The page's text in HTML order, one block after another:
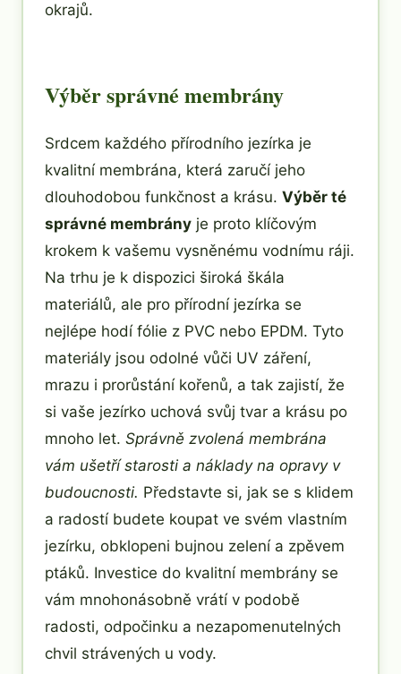
okrajů.
Výběr správné membrány
Srdcem každého přírodního jezírka je
kvalitní membrána, která zaručí jeho
dlouhodobou funkčnost a krásu. Výběr té
správné membrány je proto klíčovým
krokem k vašemu vysněnému vodnímu ráji.
Na trhu je k dispozici široká škála
materiálů, ale pro přírodní jezírka se
nejlépe hodí fólie z PVC nebo EPDM. Tyto
materiály jsou odolné vůči UV záření,
mrazu i prorůstání kořenů, a tak zajistí, že
si vaše jezírko uchová svůj tvar a krásu po
mnoho let. Správně zvolená membrána
vám ušetří starosti a náklady na opravy v
budoucnosti. Představte si, jak se s klidem
a radostí budete koupat ve svém vlastním
jezírku, obklopeni bujnou zelení a zpěvem
ptáků. Investice do kvalitní membrány se
vám mnohonásobně vrátí v podobě
radosti, odpočinku a nezapomenutelných
chvil strávených u vody.